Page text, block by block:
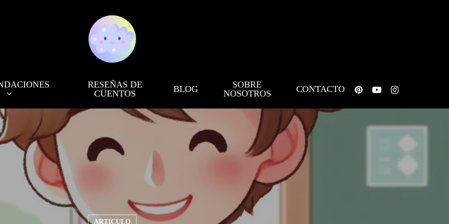
RESEÑAS DE
CUENTOS
BLOG
SOBRE
NOSOTROS
CONTACTO pinterestyoutubeinstagram
ARTICULO